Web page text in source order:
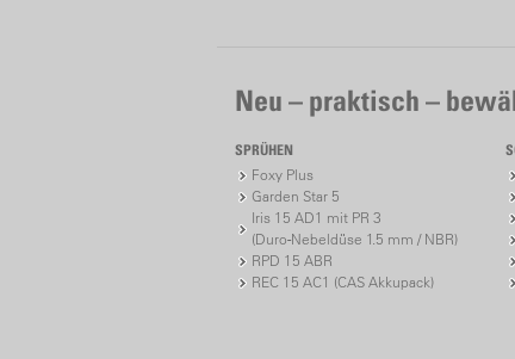
Neu – praktisch –
SPRÜHEN
Foxy Plus
Garden Star 5
Iris 15 AD1 mit PR 3
(Duro-Nebeldüse 1.5 mm / NBR)
RPD 15 ABR
REC 15 AC1 (CAS Akkupack)